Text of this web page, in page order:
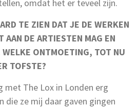
omdat het er teveel zijn.
TE ZIEN DAT JE DE WERKEN
AAN DE ARTIESTEN MAG EN
WELKE ONTMOETING, TOT NU
TOFSTE?
The Lox in Londen erg
die ze mij daar gaven gingen